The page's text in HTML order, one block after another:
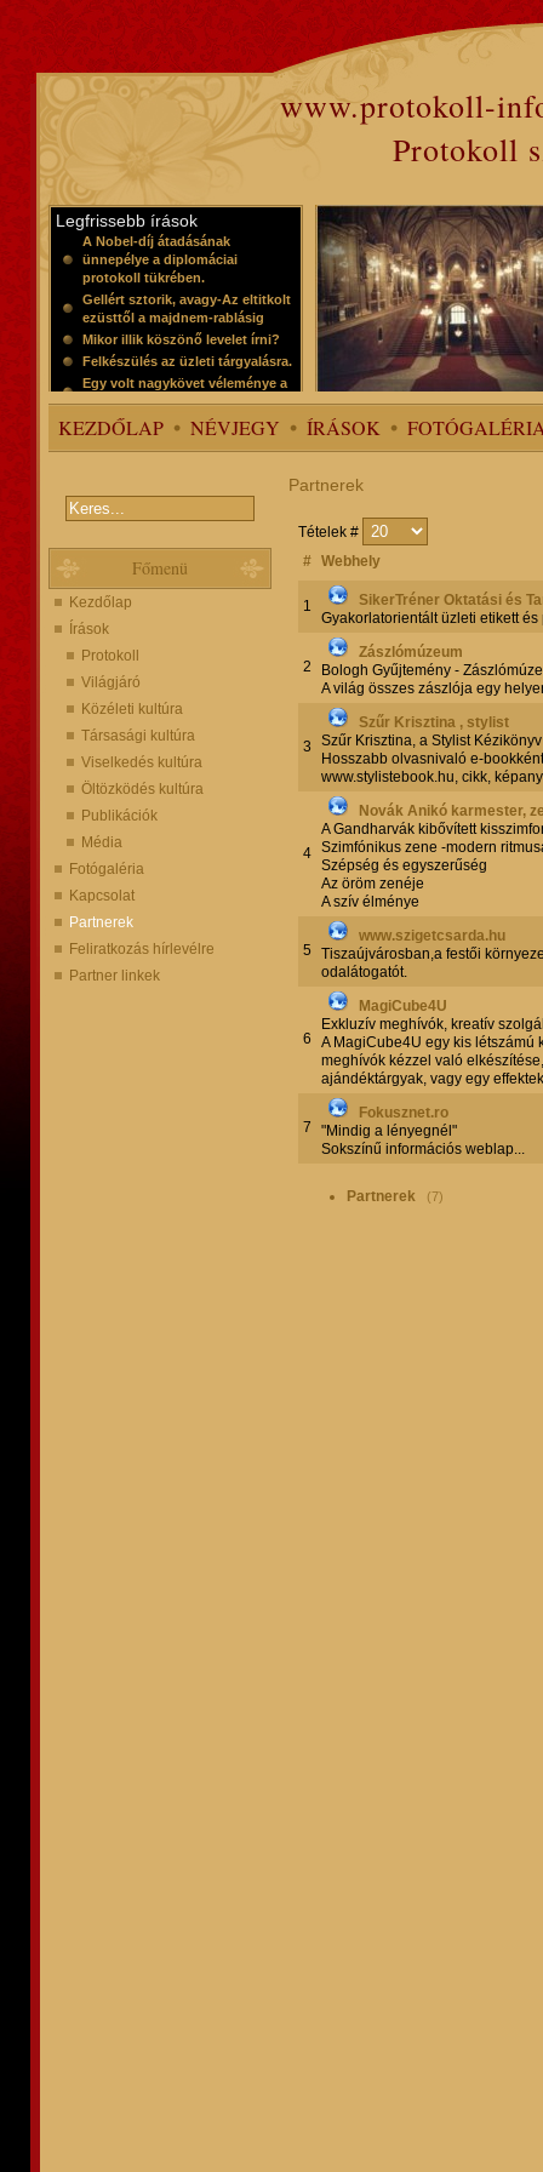
www.protokoll-
Protokoll
Legfrissebb írások
A Nobel-díj átadásának
ünnepélye a diplomáciai
protokoll tükrében.
Gellért sztorik, avagy-Az eltitkolt
ezüsttől a majdnem-rablásig
Mikor illik köszönő levelet írni?
Felkészülés az üzleti tárgyalásra.
Egy volt nagykövet véleménye a
protokollról
KEZDŐLAP NÉVJEGY ÍRÁSOK
Főmenü
Kezdőlap
Írások
Protokoll
Világjáró
Közéleti kultúra
Társasági kultúra
Viselkedés kultúra
Öltözködés kultúra
Publikációk
Média
Fotógaléria
Kapcsolat
Partnerek
Feliratkozás hírlevélre
Partner linkek
Partnerek
Tételek #
# Webhely
1
SikerTréner Oktatási és
Gyakorlatorientált üzleti etikett
2
Zászlómúzeum
Bologh Gyűjtemény -
A világ összes zászlója egy
3
Szűr Krisztina , stylist
Szűr Krisztina, a Stylist
Hosszabb olvasnivaló e-
www.stylistebook.hu, cikk,
4
Novák Anikó karmester,
A Gandharvák kibővített
Szimfónikus zene -modern
Szépség és egyszerűség
Az öröm zenéje
A szív élménye
5
www.szigetcsarda.hu
Tiszaújvárosban,a festői
odalátogatót.
6
MagiCube4U
Exkluzív meghívók, kreatív
A MagiCube4U egy kis létszámú
meghívók kézzel való
ajándéktárgyak, vagy egy
7
Fokusznet.ro
"Mindig a lényegnél"
Sokszínű információs weblap...
Partnerek (7)